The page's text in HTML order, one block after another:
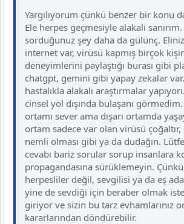
Yargılıyorum çünkü benzer bir konu
Ele herpes geçmesiyle alakalı
sorduğunuz şey daha da gülünç.
internet var, virüsü kapmış birçok
deneyimlerini paylaştığı burası gibi
chatgpt, gemini gibi yapay zekalar
hastalıkla alakalı araştırmalar
cinsel yol dışında bulaşanı
ortamı sever ama dışarı ortamda
ortam sadece var olan virüsü
nemli olması gibi ya da dudağın.
cevabı bariz sorular sorup insanlara
propagandasına sürüklemeyin.
herpesliler değil, sevgilisi ya da eş
yine de sevdiği için beraber olmak
giriyor ve sizin bu tarz evhamlarınız
kararlarından döndürebilir.